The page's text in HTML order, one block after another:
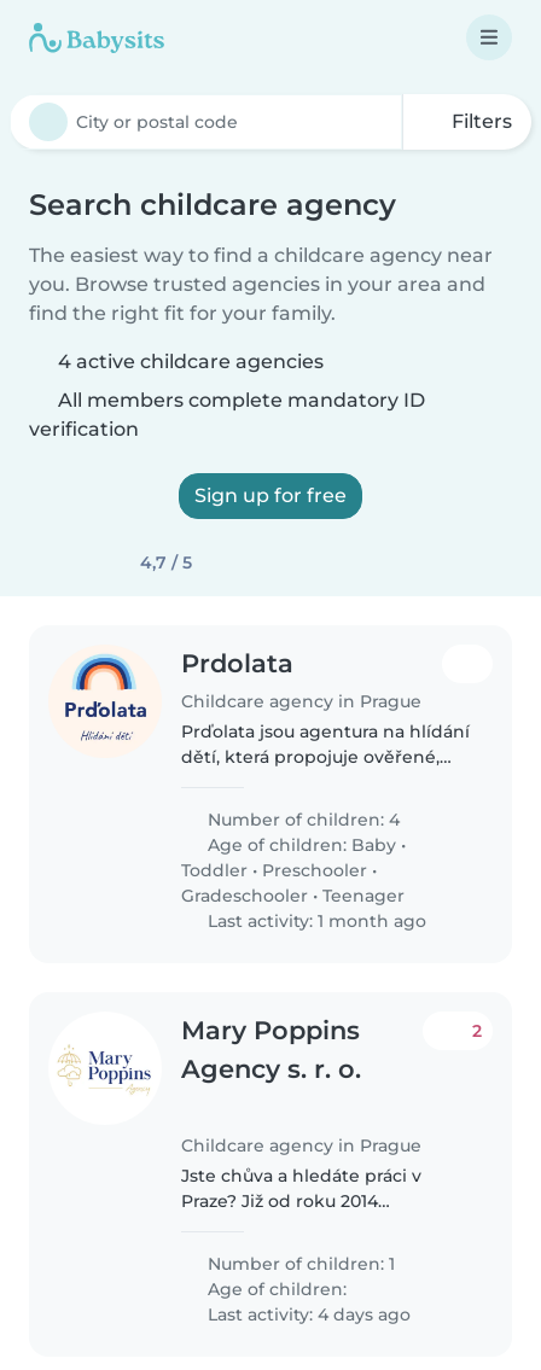
Filters
Search childcare agency
The easiest way to find a childcare agency near
you. Browse trusted agencies in your area and
find the right fit for your family.
4 active childcare agencies
All members complete mandatory ID
verification
Sign up for free
4,7 / 5
Prdolata
Childcare agency in Prague
Prďolata jsou agentura na hlídání
dětí, která propojuje ověřené,
rodinami, které hledají
dlouhodobou i jednorázovou
pomoc. Zakládáme si na
osobním přístupu,..
Number of children: 4
Age of children: Baby •
Toddler • Preschooler •
Gradeschooler •Teenager
Last activity: 1 month ago
Mary Poppins
Agency s. r. o.
Childcare agency in Prague
2
Jste chůva a hledáte práci v
Praze? Již od roku 2014
Vyberte si nabídku podle svých
zkušeností a časových možností.
Zprostředkování..
Number of children: 1
Age of children:
Last activity: 4 days ago